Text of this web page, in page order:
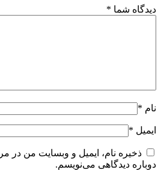
دیدگاه شما *
نام *
ایمیل *
ذخیره نام، ایمیل و وبسایت من در
دوباره دیدگاهی می‌نویسم.